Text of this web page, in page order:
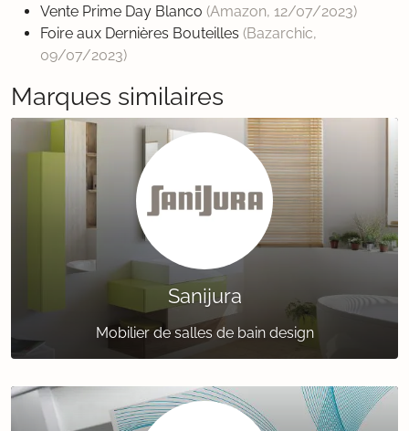
Vente Prime Day Blanco (Amazon, 12/07/2023)
Foire aux Dernières Bouteilles (Bazarchic,
09/07/2023)
Marques similaires
Sanijura
Mobilier de salles de bain design